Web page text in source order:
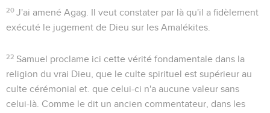
20 J'ai amené Agag . Il veut constater par là qu'il a fidèlement
exécuté le jugement de Dieu sur les Amalékites.
22 Samuel proclame ici cette vérité fondamentale dans la
religion du vrai Dieu, que le culte spirituel est supérieur au
culte cérémonial et. que celui-ci n'a aucune valeur sans
celui-là. Comme le dit un ancien commentateur, dans les